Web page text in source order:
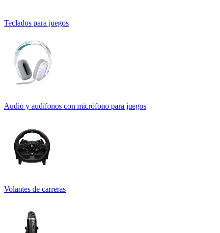
Teclados para juegos
Audio y audífonos con micrófono para juegos
Volantes de carreras